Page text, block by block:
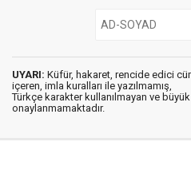
UYARI: Küfür, hakaret, rencide edici
içeren, imla kuralları ile yazılmamış,
Türkçe karakter kullanılmayan ve
onaylanmamaktadır.